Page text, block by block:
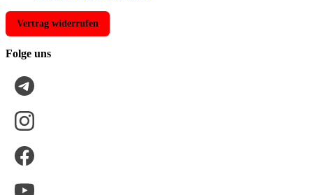
Vertrag widerrufen
Folge uns